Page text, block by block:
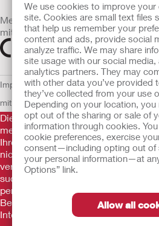
We use cookies to improve your
site. Cookies are small text files
that help us remember your
content and ads, provide social
analyze traffic. We may share
site usage with our social media,
analytics partners. They may
with other data you’ve provided
they’ve collected from your use
Depending on your location,
opt out of the sharing or sale of
information through cookies.
cookie preferences, exercise
consent—including opting out of
your personal information—at
Options” link.
Allow all
Medizinprodukte, die innerhalb der
mit einem der folgenden Symbole
Impressum AGB Nutzungsbedingungen
mit CookiesEU Whistleblowern-Mitteilung
Die Informationen auf dieser
medizinische Beratung gedacht
Ihres eigenen Arztes oder anderer
nicht ersetzen. Diese Website sollte
verwendet werden, in einem
suchen. In einem medizinischen
persönlich in ärztliche Behandlung
Bestimmungen ab und zu ändern,
Internetseite für die aktuellsten